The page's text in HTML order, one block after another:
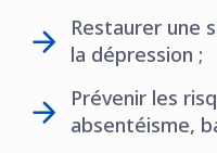
Restaurer une
la dépression ;
Prévenir les
absentéisme,